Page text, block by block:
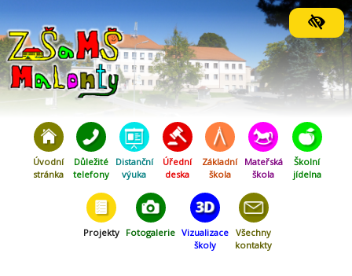
Úvodní
stránka
Důležité
telefony
Distanční
výuka
Úřední
deska
Základní
škola
Mateřská
škola
Školní
jídelna
Projekty Fotogalerie Vizualizace
školy
Všechny
kontakty